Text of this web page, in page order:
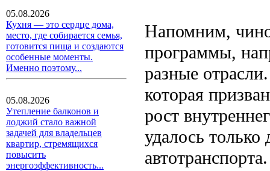
05.08.2026
Кухня — это сердце дома,
место, где собирается семья,
готовится пища и создаются
особенные моменты.
Именно поэтому...
05.08.2026
Утепление балконов и
лоджий стало важной
задачей для владельцев
квартир, стремящихся
повысить
энергоэффективность...
Напомним,
программы,
разные
которая
рост
удалось только
автотранспорта.